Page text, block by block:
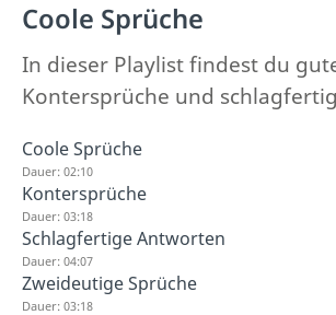
Coole Sprüche
In dieser Playlist findest du
Kontersprüche und
Coole Sprüche
Dauer: 02:10
Kontersprüche
Dauer: 03:18
Schlagfertige Antworten
Dauer: 04:07
Zweideutige Sprüche
Dauer: 03:18